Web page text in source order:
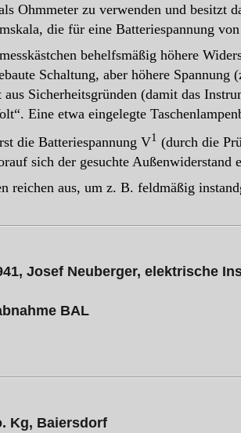
Ohmmeter zu verwenden und besitzt
die für eine Batteriespannung
behelfsmäßig höhere
Schaltung, aber höhere
Sicherheitsgründen (damit das
Eine etwa eingelegte
die Batteriespannung V1 (durch die
sich der gesuchte Außenwiderstand
reichen aus, um z. B. feldmäßig
Josef Neuberger, elektrische
BAL
Kg, Baiersdorf